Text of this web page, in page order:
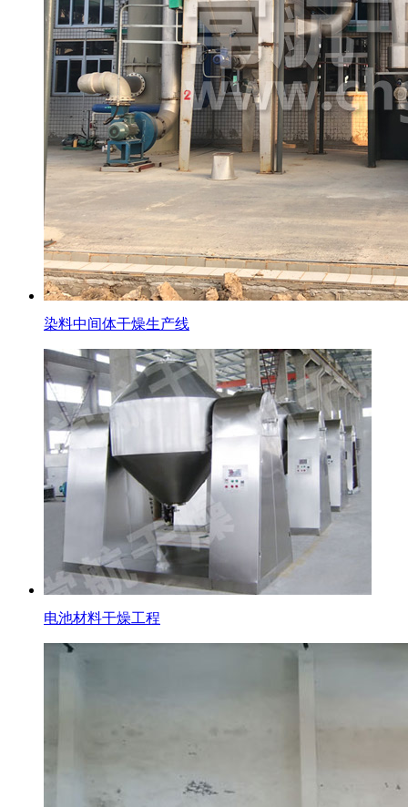
染料中间体干燥生产线
电池材料干燥工程